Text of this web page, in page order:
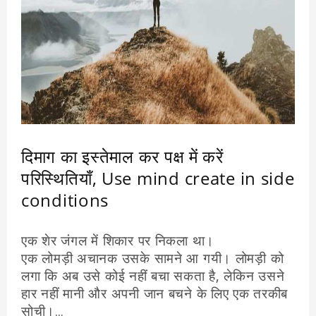
दिमाग का इस्तेमाल कर पक्ष में करें
परिस्थितियाँ, Use mind create in side
conditions
एक शेर जंगल में शिकार पर निकला था।
एक लोमड़ी अचानक उसके सामने आ गयी। लोमड़ी को
लगा कि अब उसे कोई नहीं बचा सकता है, लेकिन उसने
हार नहीं मानी और अपनी जान बचने के लिए एक तरकीब
सोची।